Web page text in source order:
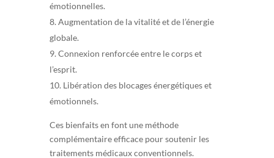
émotionnelles.
Augmentation de la vitalité et de l’énergie
globale.
Connexion renforcée entre le corps et
l’esprit.
Libération des blocages énergétiques et
émotionnels.
Ces bienfaits en font une méthode
complémentaire efficace pour soutenir les
traitements médicaux conventionnels.